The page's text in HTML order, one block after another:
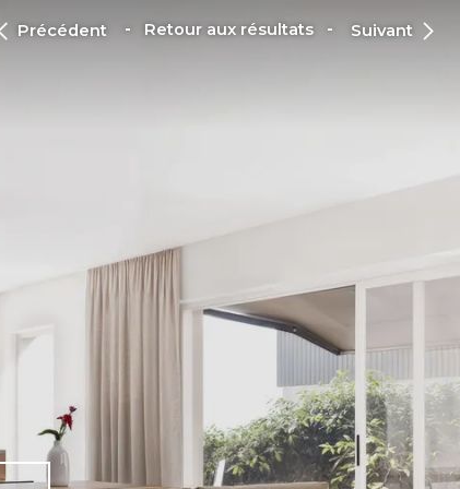
Précédent Retour aux résultats Suivant